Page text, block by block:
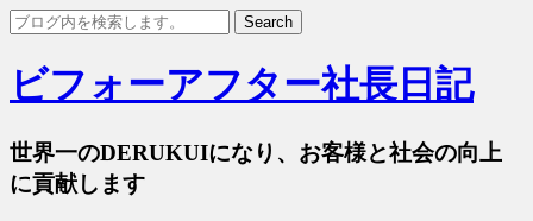
ビフォーアフター社長日記
世界一のDERUKUIになり、お客様と社会の向上
に貢献します